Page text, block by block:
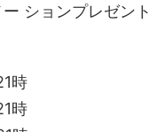
ションプレゼント
時
時